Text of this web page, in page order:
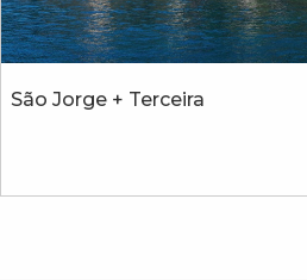
São Jorge + Terceira